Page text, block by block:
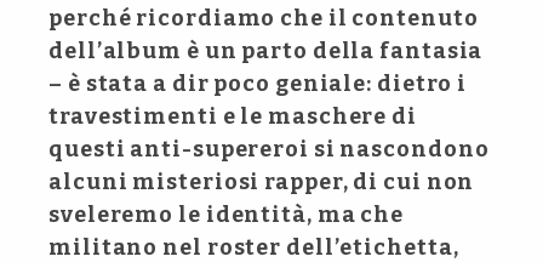
perché ricordiamo che il contenuto
dell’album è un parto della fantasia
– è stata a dir poco geniale: dietro i
travestimenti e le maschere di
questi anti-supereroi si nascondono
alcuni misteriosi rapper, di cui non
sveleremo le identità, ma che
militano nel roster dell’etichetta,